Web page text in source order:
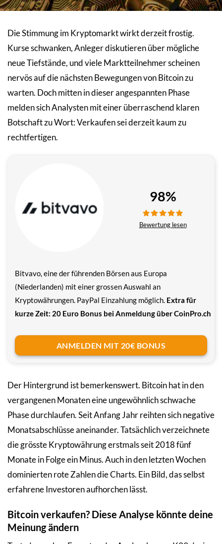
Die Stimmung im Kryptomarkt wirkt derzeit frostig.
Kurse schwanken, Anleger diskutieren über mögliche
neue Tiefstände, und viele Marktteilnehmer scheinen
nervös auf die nächsten Bewegungen von Bitcoin zu
warten. Doch mitten in dieser angespannten Phase
melden sich Analysten mit einer überraschend klaren
Botschaft zu Wort: Verkaufen sei derzeit kaum zu
rechtfertigen.
Bitvavo, eine der führenden Börsen aus Europa
(Niederlanden) mit einer grossen Auswahl an
Kryptowährungen. PayPal Einzahlung möglich. Extra für
kurze Zeit: 20 Euro Bonus bei Anmeldung über CoinPro.ch
98%
Bewertung lesen
ANMELDEN MIT 20€ BONUS
Der Hintergrund ist bemerkenswert. Bitcoin hat in den
vergangenen Monaten eine ungewöhnlich schwache
Phase durchlaufen. Seit Anfang Jahr reihten sich negative
Monatsabschlüsse aneinander. Tatsächlich verzeichnete
die grösste Kryptowährung erstmals seit 2018 fünf
Monate in Folge ein Minus. Auch in den letzten Wochen
dominierten rote Zahlen die Charts. Ein Bild, das selbst
erfahrene Investoren aufhorchen lässt.
Bitcoin verkaufen? Diese Analyse könnte deine
Meinung ändern